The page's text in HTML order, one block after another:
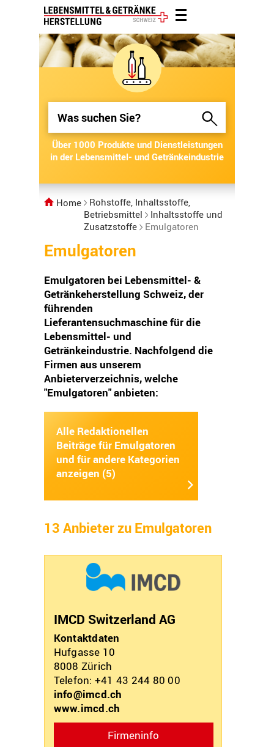
Über 1000 Produkte und Dienstleistungen
in der Lebensmittel- und Getränkeindustrie
Über 1000 Produkte und Dienstleistungen
in der Lebensmittel- und Getränkeindustrie
Home
Rohstoffe, Inhaltsstoffe,
Betriebsmittel
Inhaltsstoffe und
Zusatzstoffe Emulgatoren
Emulgatoren
Emulgatoren bei Lebensmittel- &
Getränkeherstellung Schweiz, der
führenden
Lieferantensuchmaschine für die
Lebensmittel- und
Getränkeindustrie. Nachfolgend die
Firmen aus unserem
Anbieterverzeichnis, welche
"Emulgatoren" anbieten:
Alle Redaktionellen
Beiträge für Emulgatoren
und für andere Kategorien
anzeigen (5)
13 Anbieter zu Emulgatoren
Firmeninfo
IMCD Switzerland AG
Kontaktdaten
Hufgasse 10
8008 Zürich
Telefon: +41 43 244 80 00
info@imcd.ch
www.imcd.ch